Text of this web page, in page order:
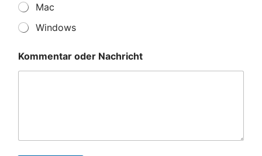
Mac
Windows
Kommentar oder Nachricht